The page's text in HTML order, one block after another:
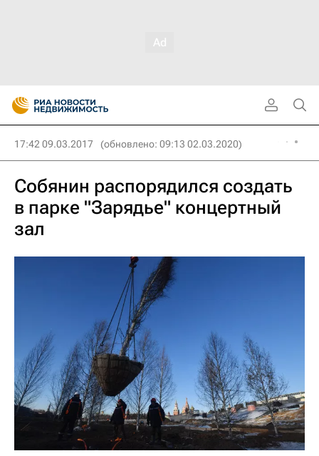
17:42 09.03.2017 (обновлено: 09:13 02.03.2020)
Собянин распорядился создать
в парке "Зарядье" концертный
зал